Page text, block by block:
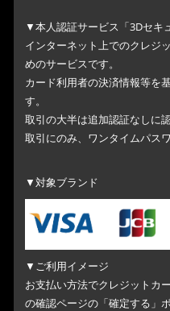
▼本人認証サービス「3Dセキ
インターネット上でのクレジ
めのサービスです。
カード利用者の決済情報等を
す。
取引の大半は追加認証なしに
取引にのみ、ワンタイムパス
▼対象ブランド
▼ご利用イメージ
お支払い方法でクレジットカ
の確認ページの「確定する」